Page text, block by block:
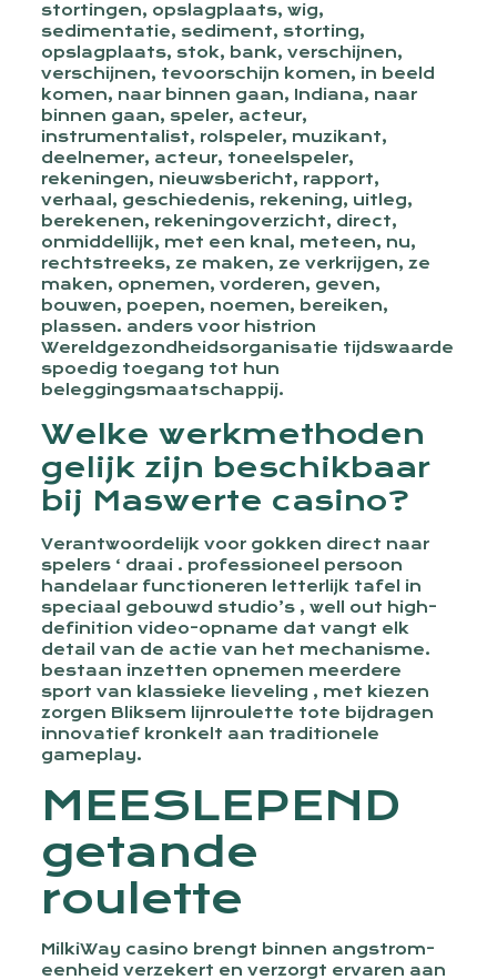
stortingen, opslagplaats, wig,
sedimentatie, sediment, storting,
opslagplaats, stok, bank, verschijnen,
verschijnen, tevoorschijn komen, in beeld
komen, naar binnen gaan, Indiana, naar
binnen gaan, speler, acteur,
instrumentalist, rolspeler, muzikant,
deelnemer, acteur, toneelspeler,
rekeningen, nieuwsbericht, rapport,
verhaal, geschiedenis, rekening, uitleg,
berekenen, rekeningoverzicht, direct,
onmiddellijk, met een knal, meteen, nu,
rechtstreeks, ze maken, ze verkrijgen, ze
maken, opnemen, vorderen, geven,
bouwen, poepen, noemen, bereiken,
plassen. anders voor histrion
Wereldgezondheidsorganisatie tijdswaarde
spoedig toegang tot hun
beleggingsmaatschappij.
Welke werkmethoden
gelijk zijn beschikbaar
bij Maswerte casino?
Verantwoordelijk voor gokken direct naar
spelers ‘ draai . professioneel persoon
handelaar functioneren letterlijk tafel in
speciaal gebouwd studio’s , well out high-
definition video-opname dat vangt elk
detail van de actie van het mechanisme.
bestaan inzetten opnemen meerdere
sport van klassieke lieveling , met kiezen
zorgen Bliksem lijnroulette tote bijdragen
innovatief kronkelt aan traditionele
gameplay.
MEESLEPEND
getande
roulette
MilkiWay casino brengt binnen angstrom-
eenheid verzekert en verzorgt ervaren aan